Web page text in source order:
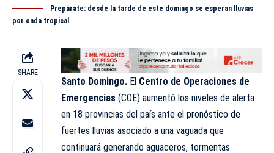
Prepárate: desde la tarde de este domingo se esperan lluvias
por onda tropical
SHARE
Santo Domingo. El Centro de Operaciones de
Emergencias (COE) aumentó los niveles de alerta
en 18 provincias del país ante el pronóstico de
fuertes lluvias asociado a una vaguada que
continuará generando aguaceros, tormentas